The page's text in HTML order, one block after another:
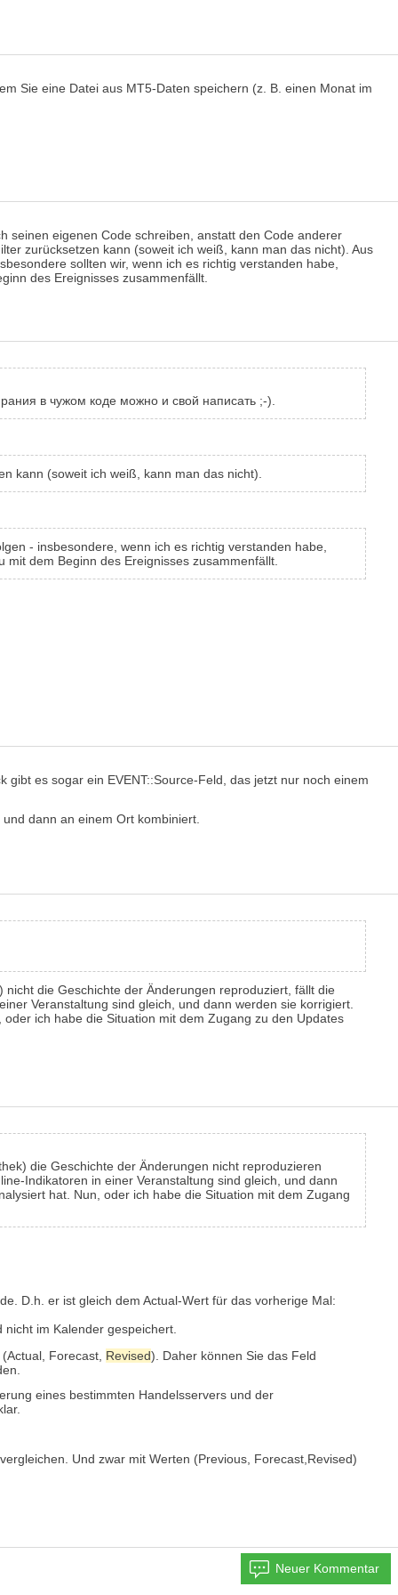
Sie eine Datei aus MT5-Daten speichern (z. B. einen Monat im
seinen eigenen Code schreiben, anstatt den Code anderer
zurücksetzen kann (soweit ich weiß, kann man das nicht). Aus
sollten wir, wenn ich es richtig verstanden habe,
des Ereignisses zusammenfällt.
в чужом коде можно и свой написать ;-).
kann (soweit ich weiß, kann man das nicht).
- insbesondere, wenn ich es richtig verstanden habe,
dem Beginn des Ereignisses zusammenfällt.
gibt es sogar ein EVENT::Source-Feld, das jetzt nur noch einem
dann an einem Ort kombiniert.
die Geschichte der Änderungen reproduziert, fällt die
Veranstaltung sind gleich, und dann werden sie korrigiert.
ich habe die Situation mit dem Zugang zu den Updates
die Geschichte der Änderungen nicht reproduzieren
Indikatoren in einer Veranstaltung sind gleich, und dann
hat. Nun, oder ich habe die Situation mit dem Zugang
D.h. er ist gleich dem Actual-Wert für das vorherige Mal:
im Kalender gespeichert.
Forecast, Revised). Daher können Sie das Feld
eines bestimmten Handelsservers und der
Und zwar mit Werten (Previous, Forecast, Revised)
Neuer Kommentar